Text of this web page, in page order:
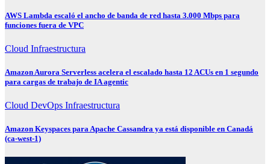
AWS Lambda escaló el ancho de banda de red hasta 3.000 Mbps para
funciones fuera de VPC
Cloud Infraestructura
Amazon Aurora Serverless acelera el escalado hasta 12 ACUs en 1 segundo
para cargas de trabajo de IA agentic
Cloud DevOps Infraestructura
Amazon Keyspaces para Apache Cassandra ya está disponible en Canadá
(ca-west-1)